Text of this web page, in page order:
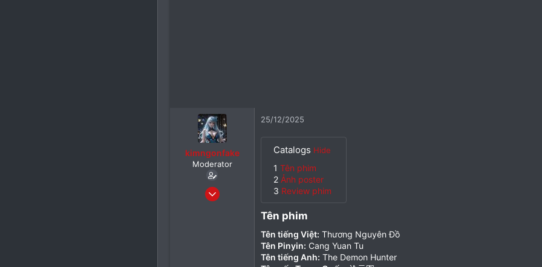
kimngonfake
Moderator
24/05/2026
25/12/2025
Catalogs Hide
1 Tên phim
2 Ảnh poster
3 Review phim
Tên phim​
Tên tiếng Việt: Thương Nguyên Đồ
Tên Pinyin: Cang Yuan Tu
Tên tiếng Anh: The Demon Hunter